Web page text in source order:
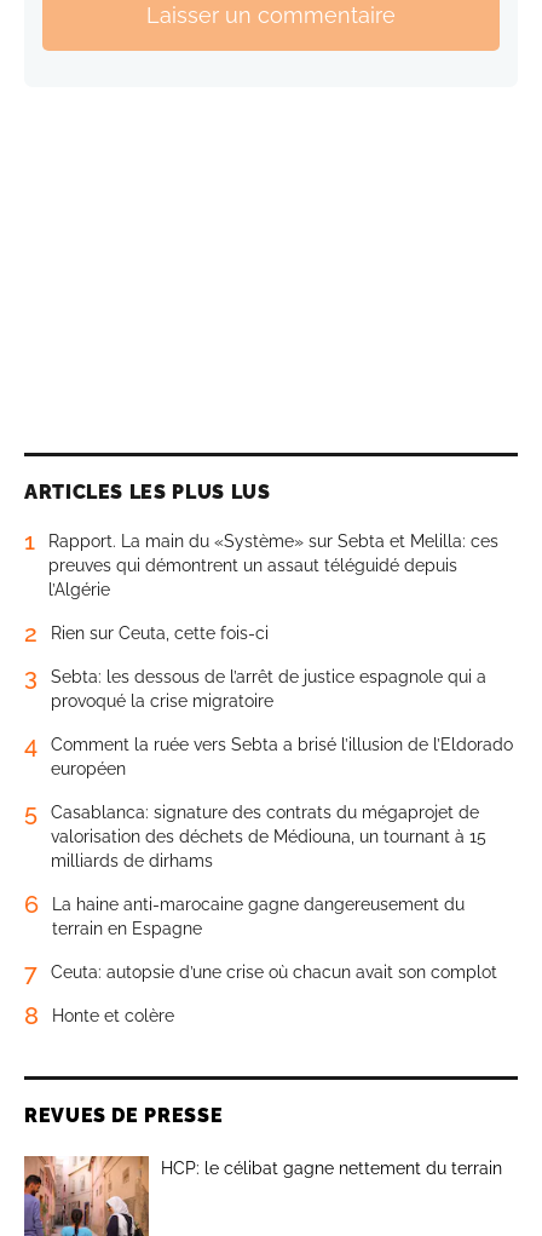
Laisser un commentaire
ARTICLES LES PLUS LUS
1
Rapport. La main du «Système» sur Sebta et Melilla: ces
preuves qui démontrent un assaut téléguidé depuis
l’Algérie
2 Rien sur Ceuta, cette fois-ci
3
Sebta: les dessous de l’arrêt de justice espagnole qui a
provoqué la crise migratoire
4
Comment la ruée vers Sebta a brisé l’illusion de l’Eldorado
européen
5
Casablanca: signature des contrats du mégaprojet de
valorisation des déchets de Médiouna, un tournant à 15
milliards de dirhams
6
La haine anti-marocaine gagne dangereusement du
terrain en Espagne
7 Ceuta: autopsie d’une crise où chacun avait son complot
8 Honte et colère
REVUES DE PRESSE
HCP: le célibat gagne nettement du terrain